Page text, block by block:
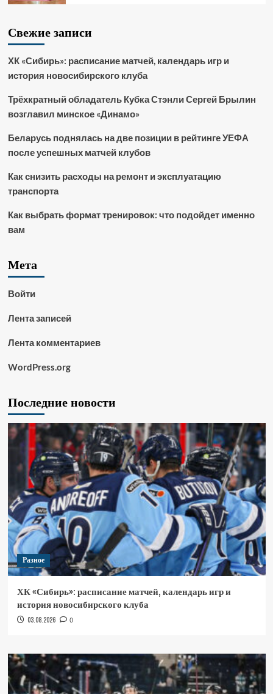
Свежие записи
ХК «Сибирь»: расписание матчей, календарь игр и
история новосибирского клуба
Трёхкратный обладатель Кубка Стэнли Сергей Брылин
возглавил минское «Динамо»
Беларусь поднялась на две позиции в рейтинге УЕФА
после успешных матчей клубов
Как снизить расходы на ремонт и эксплуатацию
транспорта
Как выбрать формат тренировок: что подойдет именно
вам
Мета
Войти
Лента записей
Лента комментариев
WordPress.org
Последние новости
Разное
ХК «Сибирь»: расписание матчей, календарь игр и
история новосибирского клуба
03.08.2026 0